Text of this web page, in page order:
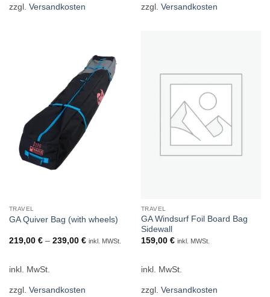
zzgl. Versandkosten zzgl. Versandkosten
TRAVEL
GA Quiver Bag (with wheels)
219,00 €– 239,00 € inkl. MWSt.
inkl. MwSt.
zzgl. Versandkosten
TRAVEL
GA Windsurf Foil Board Bag
Sidewall
159,00 € inkl. MWSt.
inkl. MwSt.
zzgl. Versandkosten